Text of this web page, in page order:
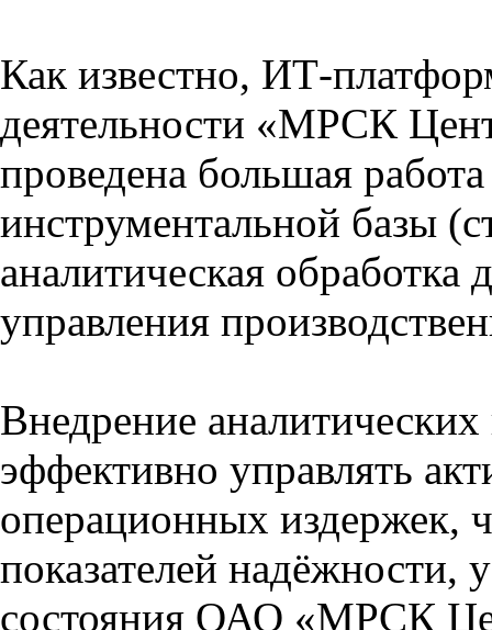
Как известно, ИТ-
деятельности «МРСК
проведена большая
инструментальной базы
аналитическая
управления
Внедрение
эффективно управлять
операционных издержек,
показателей надёжности,
состояния ОАО «МРСК